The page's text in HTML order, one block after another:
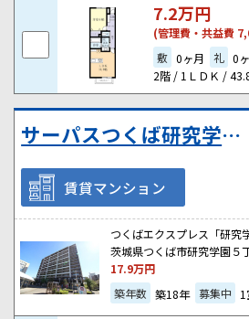
7.2万円
(管理費・共益費
敷 0ヶ月 礼 0
2階 / 1ＬＤＫ /
サーパスつくば研究学園503号室
賃貸マンション
つくばエクスプレス「研究
茨城県つくば市研究学園５
17.9万円
築年数 築18年 募集中 1